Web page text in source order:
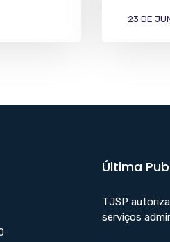
23 DE
Última
TJSP
serviços